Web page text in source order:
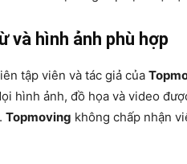
và hình ảnh phù hợp
tập viên và tác giả của
hình ảnh, đồ họa và video
Topmoving không chấp nhận